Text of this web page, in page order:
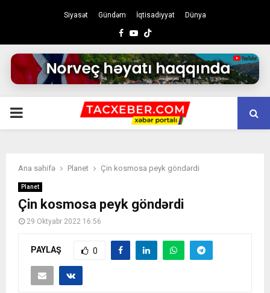
Siyasət Gündəm İqtisadiyyat Dünya
Facebook
Youtube
PRIMARY
Ana səhifə Planet Çin kosmosa peyk göndərdi
Planet
Çin kosmosa peyk göndərdi
29 Oktyabr 2022 16:56
PAYLAŞ 0